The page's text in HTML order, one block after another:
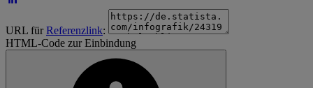
URL fürReferenzlink:
HTML-Code zur Einbindung